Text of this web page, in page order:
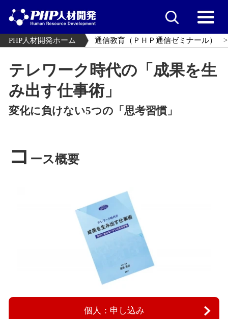
PHP人材開発ホーム 通信教育（ＰＨＰ通信ゼミナール）
テレワーク時代の「成果を生
み出す仕事術」
変化に負けない5つの「思考習慣」
コ ース概要
個人：申し込み